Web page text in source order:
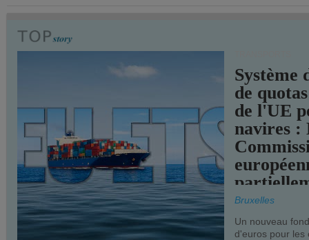
Système
de
de l'UE
navires :
Bruxelles
Un nouveau
d'euros pour les